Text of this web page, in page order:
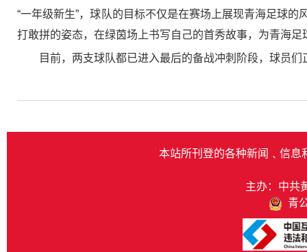
“一年级新生”，球队的目标不仅是在赛场上展现青海足球
打敢拼的姿态，在绿茵场上书写自己的首秀故事，为青海足
目前，两支球队都已进入最后的备战冲刺阶段，球员
本站所刊登的各种新闻﹑信息
主办：中共
青